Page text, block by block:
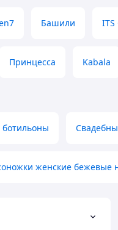
Башили ITS
Принцесса Kabala
женские бежевые